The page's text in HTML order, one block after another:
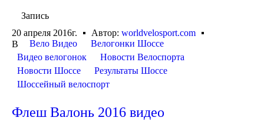
Запись
20 апреля 2016г.
Автор: worldvelosport.com
В
Вело Видео
Велогонки Шоссе
Видео велогонок
Новости Велоспорта
Новости Шоссе
Результаты Шоссе
Шоссейный велоспорт
Флеш Валонь 2016 видео